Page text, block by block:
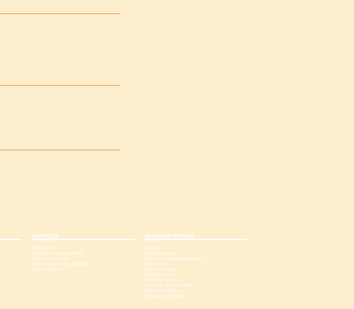
SERVICES
S'abonner
Commander un numéro
Devenir membre
Votre compte - S'identifer
Crédits gratuits
ALLIANCE PRESSE
Accueil
Abonnements
Abonnements numériques
Publicité
Nous soutenir
International
Emplois vacants
Accès à vos données
Nous contacter
L'Agenda Chrétien